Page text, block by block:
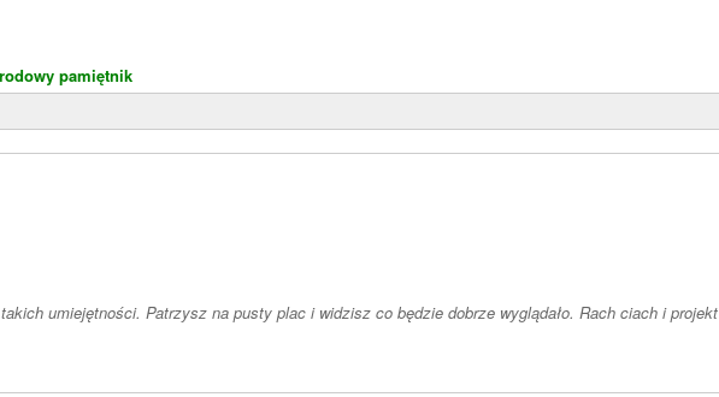
pamiętnik
umiejętności. Patrzysz na pusty plac i widzisz co będzie dobrze wyglądało. Rach ciach i projekt